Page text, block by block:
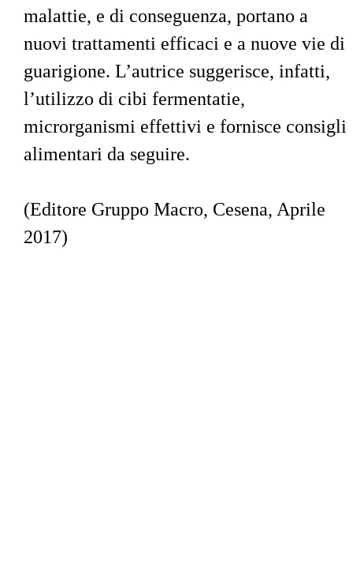
malattie, e di conseguenza, portano a
nuovi trattamenti efficaci e a nuove vie di
guarigione. L’autrice suggerisce, infatti,
l’utilizzo di cibi fermentatie,
microrganismi effettivi e fornisce consigli
alimentari da seguire.
(Editore Gruppo Macro, Cesena, Aprile
2017)